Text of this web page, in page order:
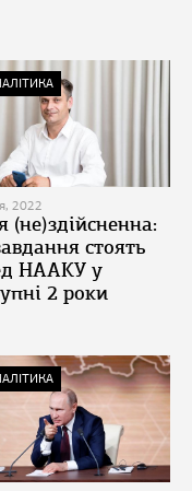
2022
(не)здійсненна:
стоять
НААКУ у
2 роки